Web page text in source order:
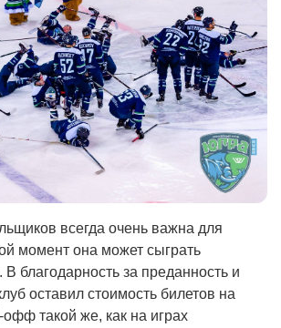
всегда очень важна для
момент она может сыграть
благодарность за преданность и
оставил стоимость билетов на
такой же, как на играх